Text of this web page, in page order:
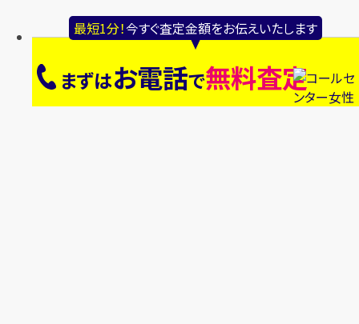
最短1分！今すぐ査定金額をお伝えいたします
まずはお電話で無料査定